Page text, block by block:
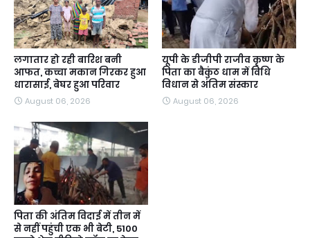
लगातार हो रही बारिश बनी
आफत, कच्चा मकान गिरकर हुआ
धारासाई, बेघर हुआ परिवार
August 06, 2026
यूपी के डीजीपी राजीव कृष्ण के
पिता का बैकुंठ धाम में विधि
विधान से अंतिम संस्कार
August 06, 2026
पिता की अंतिम विदाई में तीन में
से नहीं पहुंची एक भी बेटी, 5100